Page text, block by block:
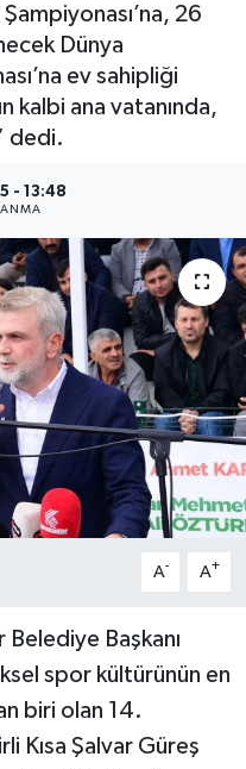
26
Dünya
ev sahipliği
kalbi ana vatanında,
dedi.
- 13:48
A- A+
Belediye Başkanı
spor kültürünün en
biri olan 14.
Kısa Şalvar Güreş